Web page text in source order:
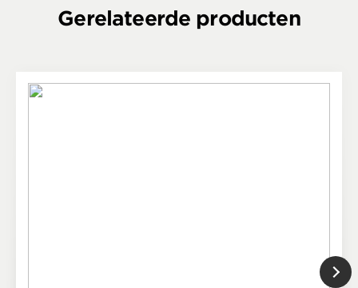
Gerelateerde producten